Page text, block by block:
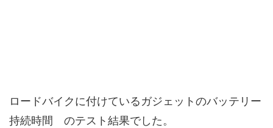
ロードバイクに付けているガジェットのバッテリー
持続時間 のテスト結果でした。